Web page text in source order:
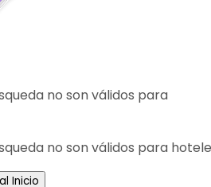
no son válidos para
no son válidos para
Inicio